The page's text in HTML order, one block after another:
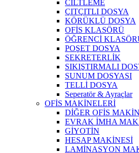
CİLTLEME
ÇITÇITLI DOSYA
KÖRÜKLÜ DOSYA
OFİS KLASÖRÜ
ÖĞRENCİ
POŞET DOSYA
SEKRETERLİK
SIKIŞTIRMALI
SUNUM DOSYASI
TELLİ DOSYA
Seperatör & Ayraçlar
OFİS MAKİNELERİ
DİĞER OFİS
EVRAK İMHA
GİYOTİN
HESAP MAKİNESİ
LAMİNASYON